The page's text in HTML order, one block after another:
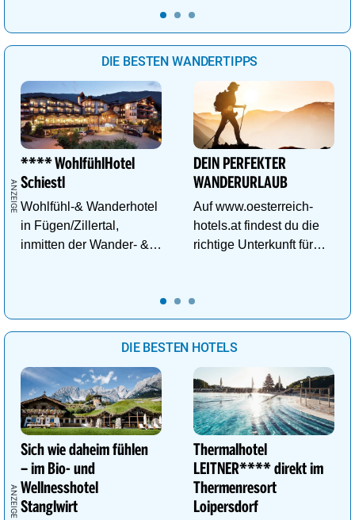
DIE BESTEN WANDERTIPPS
**** WohlfühlHotel
Schiestl
Wohlfühl-& Wanderhotel
in Fügen/Zillertal,
inmitten der Wander- &
DEIN PERFEKTER
WANDERURLAUB
Auf www.oesterreich-
hotels.at findest du die
richtige Unterkunft für
DIE BESTEN HOTELS
Sich wie daheim fühlen
– im Bio- und
Wellnesshotel
Stanglwirt
Thermalhotel
LEITNER**** direkt im
Thermenresort
Loipersdorf